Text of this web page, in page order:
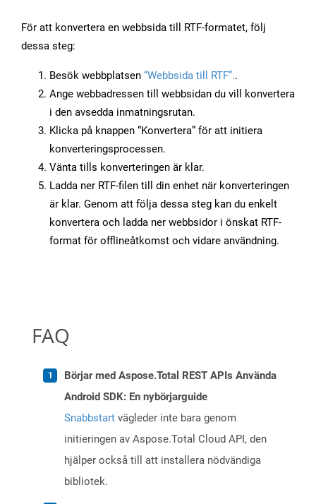
För att konvertera en webbsida till RTF-formatet, följ
dessa steg:
Besök webbplatsen “Webbsida till RTF”..
Ange webbadressen till webbsidan du vill konvertera
i den avsedda inmatningsrutan.
Klicka på knappen “Konvertera” för att initiera
konverteringsprocessen.
Vänta tills konverteringen är klar.
Ladda ner RTF-filen till din enhet när konverteringen
är klar. Genom att följa dessa steg kan du enkelt
konvertera och ladda ner webbsidor i önskat RTF-
format för offlineåtkomst och vidare användning.
FAQ
Börjar med Aspose.Total REST APIs Använda
Android SDK: En nybörjarguide
Snabbstart vägleder inte bara genom
initieringen av Aspose.Total Cloud API, den
hjälper också till att installera nödvändiga
bibliotek.